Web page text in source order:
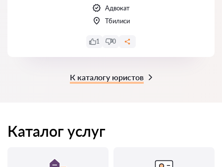
Адвокат
Тбилиси
1 0
К каталогу юристов
Каталог услуг